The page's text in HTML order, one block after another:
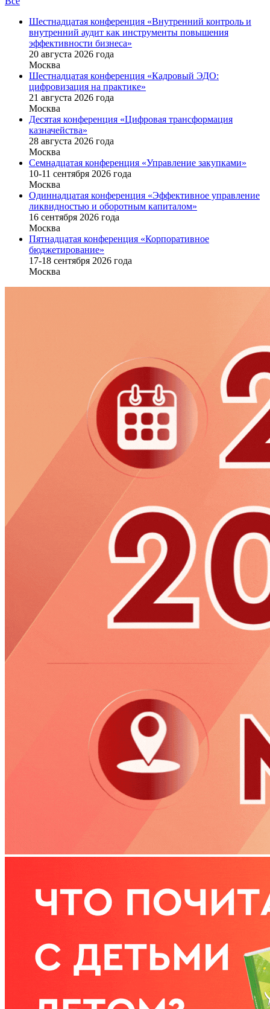
Шестнадцатая конференция «Внутренний контроль и
внутренний аудит как инструменты повышения
эффективности бизнеса»
20 августа 2026 года
Москва
Шестнадцатая конференция «Кадровый ЭДО:
цифровизация на практике»
21 августа 2026 года
Москва
Десятая конференция «Цифровая трансформация
казначейства»
28 августа 2026 года
Москва
Семнадцатая конференция «Управление закупками»
10-11 сентября 2026 года
Москва
Одиннадцатая конференция «Эффективное управление
ликвидностью и оборотным капиталом»
16 cентября 2026 года
Москва
Пятнадцатая конференция «Корпоративное
бюджетирование»
17-18 сентября 2026 года
Москва